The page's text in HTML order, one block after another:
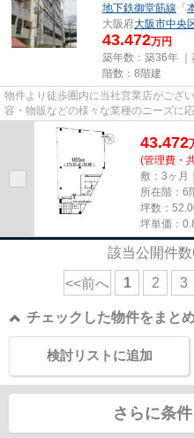
地下鉄御堂筋線 「
大阪府大阪市中央
43.472万円
築年数：築36年 ｜
階数：8階建
物件より徒歩圏内に当社営業店がござ
容・物販などの様々な業種のニーズに
尚、弊社ではおとり広告は一切...
43.472
(管理費・
敷：3ヶ月
所在階：6
坪数：
坪単価：
該当公開件数
<<前へ 1 2 3
チェックした物件をまと
検討リストに追加
さらに条